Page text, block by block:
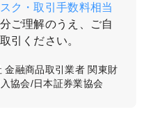
ク・取引手数料相当
ご理解のうえ、ご自
引ください。
金融商品取引業者 関東財
協会/日本証券業協会